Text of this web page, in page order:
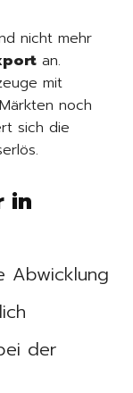
nicht mehr
an.
mit
noch
sich die
in
Abwicklung
der